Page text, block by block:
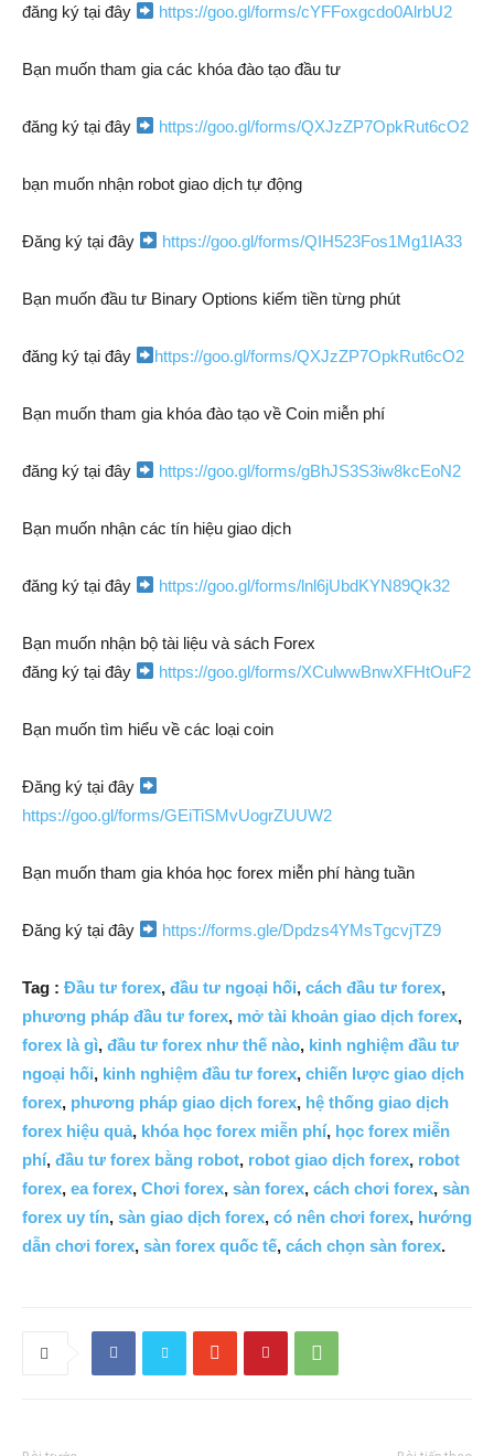
đăng ký tại đây https://goo.gl/forms/cYFFoxgcdo0AlrbU2
Bạn muốn tham gia các khóa đào tạo đầu tư
đăng ký tại đây https://goo.gl/forms/QXJzZP7OpkRut6cO2
bạn muốn nhận robot giao dịch tự động
Đăng ký tại đây https://goo.gl/forms/QIH523Fos1Mg1IA33
Bạn muốn đầu tư Binary Options kiếm tiền từng phút
đăng ký tại đây https://goo.gl/forms/QXJzZP7OpkRut6cO2
Bạn muốn tham gia khóa đào tạo về Coin miễn phí
đăng ký tại đây https://goo.gl/forms/gBhJS3S3iw8kcEoN2
Bạn muốn nhận các tín hiệu giao dịch
đăng ký tại đây https://goo.gl/forms/lnl6jUbdKYN89Qk32
Bạn muốn nhận bộ tài liệu và sách Forex
đăng ký tại đây
https://goo.gl/forms/XCulwwBnwXFHtOuF2
Bạn muốn tìm hiểu về các loại coin
Đăng ký tại đây
https://goo.gl/forms/GEiTiSMvUogrZUUW2
Bạn muốn tham gia khóa học forex miễn phí hàng tuần
Đăng ký tại đây https://forms.gle/Dpdzs4YMsTgcvjTZ9
Tag : Đầu tư forex, đầu tư ngoại hối, cách đầu tư forex,
phương pháp đầu tư forex, mở tài khoản giao dịch forex,
forex là gì, đầu tư forex như thế nào, kinh nghiệm đầu tư
ngoại hối, kinh nghiệm đầu tư forex, chiến lược giao dịch
forex, phương pháp giao dịch forex, hệ thống giao dịch
forex hiệu quả, khóa học forex miễn phí, học forex miễn
phí, đầu tư forex bằng robot, robot giao dịch forex, robot
forex, ea forex, Chơi forex, sàn forex, cách chơi forex, sàn
forex uy tín, sàn giao dịch forex, có nên chơi forex, hướng
dẫn chơi forex, sàn forex quốc tế, cách chọn sàn forex.